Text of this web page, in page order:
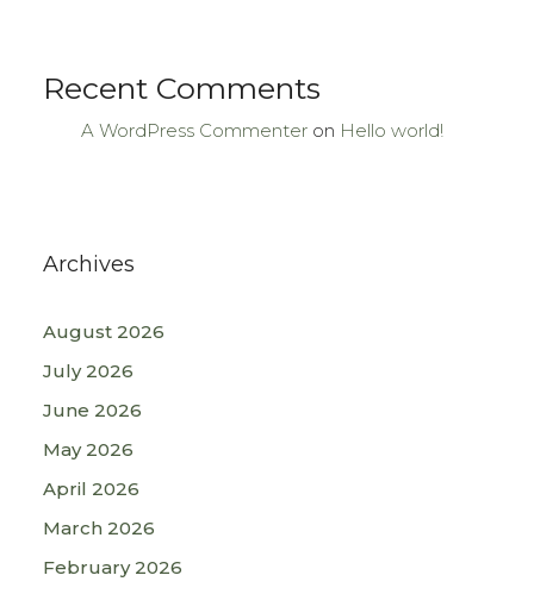
Recent Comments
A WordPress Commenter on Hello world!
Archives
August 2026
July 2026
June 2026
May 2026
April 2026
March 2026
February 2026